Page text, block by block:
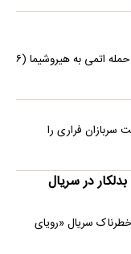
سفیر ایران در توکیو، در مراسم یادبود کشته‌شدگان حمله اتمی به هیروشیما (۶
سربازان فراری را
در سریال
سریال «رویای